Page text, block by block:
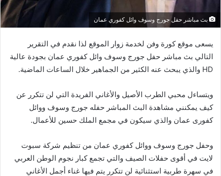
بث مباشر حفل جورج وسوف وائل كفوري عمان
يسعى موقع كورة وفن لخدمة زوار الموقع لذا نقدم في التقرير
التالي بث مباشر حفل جورج وسوف وائل كفوري عمان بجودة عالية
HD والذي يبحث عنه الكثير من الجماهير خلال الساعات الماضية.
ويتساءل محبي الطرب الأصيل والأغاني الفريدة التي لن تتكرر عن
كيف يمكنني مشاهدة البث المباشر حفله جورج وسوف ووائل
كفورى عمان والذي سيكون في مجمع الملك حسين للأعمال.
وحفل جورج وسوف ووائل كفوري عمان من تنظيم شركة سبوت
لايت في أقوى حفلات الصيف والتي تجمع كبار نجوم الوطن العربي
في سهرة طربية استثنائية لن تتكرر يتم فيها غناء أجمل الأغاني